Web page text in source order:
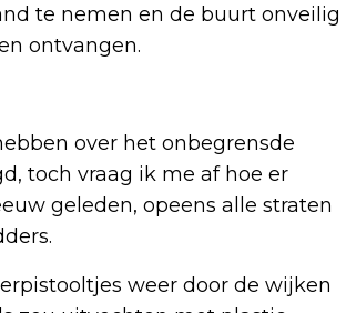
te nemen en de buurt onveilig
ontvangen.
over het onbegrensde
toch vraag ik me af hoe er
geleden, opeens alle straten
weer door de wijken